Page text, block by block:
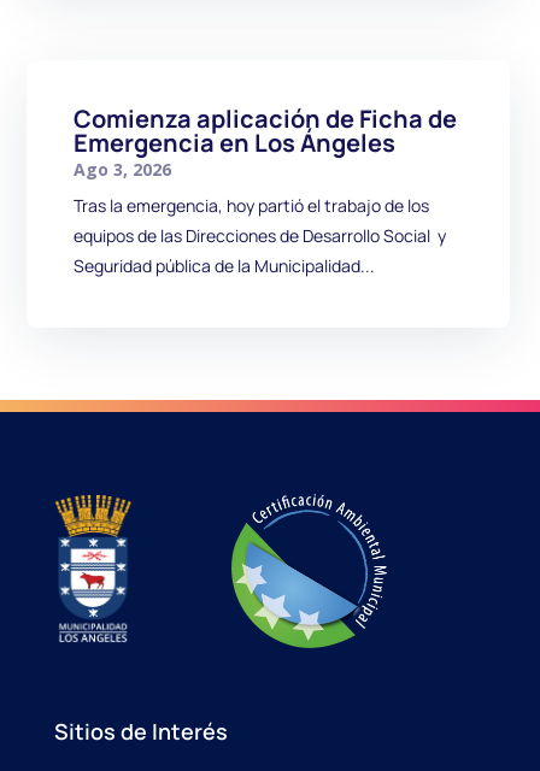
Comienza aplicación de Ficha de
Emergencia en Los Ángeles
Ago 3, 2026
Tras la emergencia, hoy partió el trabajo de los
equipos de las Direcciones de Desarrollo Social y
Seguridad pública de la Municipalidad...
Sitios de Interés